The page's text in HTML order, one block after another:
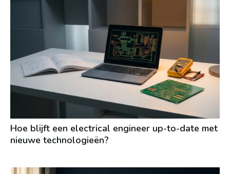
Hoe blijft een electrical engineer up-to-date met
nieuwe technologieën?